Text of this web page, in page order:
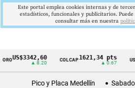
Cintillo
US$3342,60
▲ 8.20
COLCAP 1621,34 pts
▲ 0.67
USD/
Pico y Placa Medellín Sabado
Este portal emplea cookies internas y de
estadísticos, funcionales y publicitarios.
consultar más en nuestra